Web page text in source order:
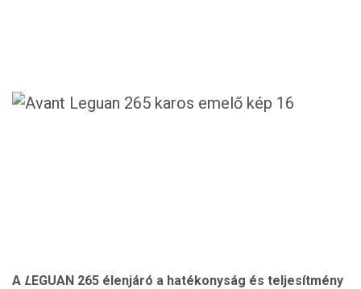
A LEGUAN 265 élenjáró a hatékonyság és teljesítmény